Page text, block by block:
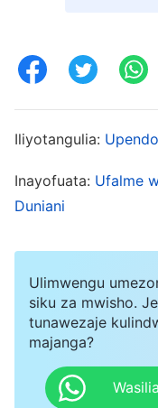
kwa hiyo
anayezungumza
kutoka Korea
baadhi ya uzoefu
kuwa Dada Qi Fei
Susan, kwa hivyo
marafiki. Kwa
yetu ya mara kwa
Iliyotangulia:
Inayofuata: Ufalme
Duniani
Ulimwengu
siku za mwisho.
tunawezaje
majanga?